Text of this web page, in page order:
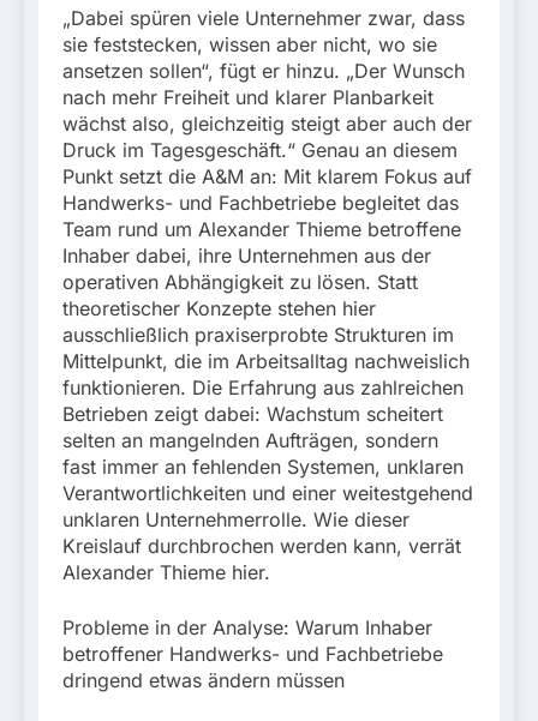
„Dabei spüren viele Unternehmer zwar, dass
sie feststecken, wissen aber nicht, wo sie
ansetzen sollen“, fügt er hinzu. „Der Wunsch
nach mehr Freiheit und klarer Planbarkeit
wächst also, gleichzeitig steigt aber auch der
Druck im Tagesgeschäft.“ Genau an diesem
Punkt setzt die A&M an: Mit klarem Fokus auf
Handwerks- und Fachbetriebe begleitet das
Team rund um Alexander Thieme betroffene
Inhaber dabei, ihre Unternehmen aus der
operativen Abhängigkeit zu lösen. Statt
theoretischer Konzepte stehen hier
ausschließlich praxiserprobte Strukturen im
Mittelpunkt, die im Arbeitsalltag nachweislich
funktionieren. Die Erfahrung aus zahlreichen
Betrieben zeigt dabei: Wachstum scheitert
selten an mangelnden Aufträgen, sondern
fast immer an fehlenden Systemen, unklaren
Verantwortlichkeiten und einer weitestgehend
unklaren Unternehmerrolle. Wie dieser
Kreislauf durchbrochen werden kann, verrät
Alexander Thieme hier.
Probleme in der Analyse: Warum Inhaber
betroffener Handwerks- und Fachbetriebe
dringend etwas ändern müssen